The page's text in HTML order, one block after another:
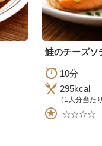
鮭のチーズソ
10分
295kcal
（1人分当たり
☆☆☆☆